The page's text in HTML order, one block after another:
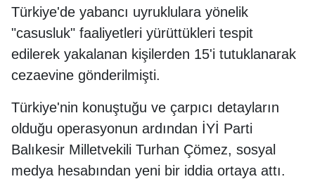
Türkiye'de yabancı uyruklulara yönelik
"casusluk" faaliyetleri yürüttükleri tespit
edilerek yakalanan kişilerden 15'i tutuklanarak
cezaevine gönderilmişti.
Türkiye'nin konuştuğu ve çarpıcı detayların
olduğu operasyonun ardından İYİ Parti
Balıkesir Milletvekili Turhan Çömez, sosyal
medya hesabından yeni bir iddia ortaya attı.